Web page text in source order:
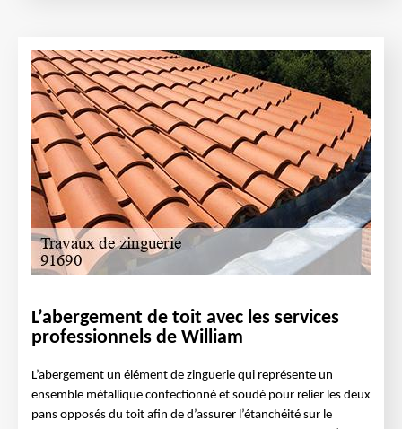
L’abergement de toit avec les services
professionnels de William
L’abergement un élément de zinguerie qui représente un
ensemble métallique confectionné et soudé pour relier les deux
pans opposés du toit afin de d’assurer l’étanchéité sur le